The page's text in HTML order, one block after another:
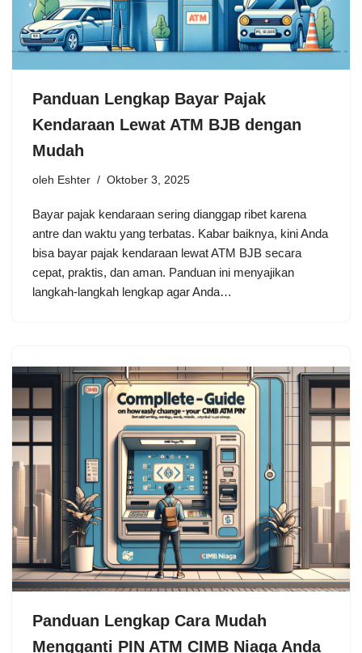
Panduan Lengkap Bayar Pajak
Kendaraan Lewat ATM BJB dengan
Mudah
oleh Eshter Oktober 3, 2025
Bayar pajak kendaraan sering dianggap ribet karena
antre dan waktu yang terbatas. Kabar baiknya, kini Anda
bisa bayar pajak kendaraan lewat ATM BJB secara
cepat, praktis, dan aman. Panduan ini menyajikan
langkah-langkah lengkap agar Anda…
Panduan Lengkap Cara Mudah
Mengganti PIN ATM CIMB Niaga Anda